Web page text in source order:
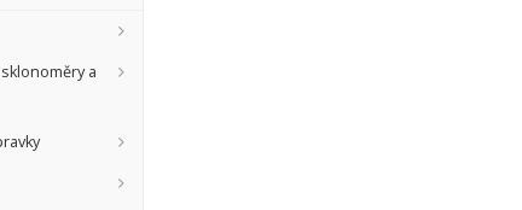
a